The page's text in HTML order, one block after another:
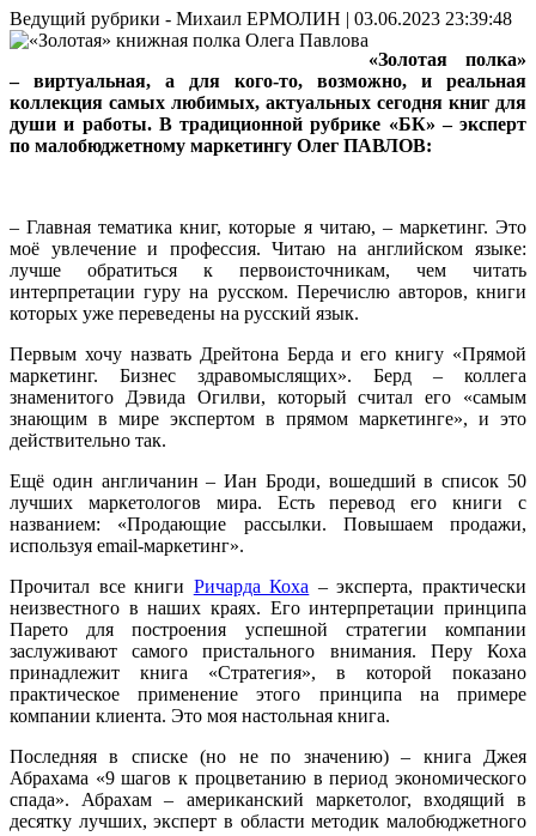
Ведущий рубрики - Михаил ЕРМОЛИН | 03.06.2023 23:39:48
«Золотая полка»
– виртуальная, а для кого‑то, возможно, и реальная
коллекция самых любимых, актуальных сегодня книг для
души и работы. В традиционной рубрике «БК» – эксперт
по малобюджетному маркетингу Олег ПАВЛОВ:
– Главная тематика книг, которые я читаю, – маркетинг. Это
моё увлечение и профессия. Читаю на английском языке:
лучше обратиться к первоисточникам, чем читать
интерпретации гуру на русском. Перечислю авторов, книги
которых уже переведены на русский язык.
Первым хочу назвать Дрейтона Берда и его книгу «Прямой
маркетинг. Бизнес здравомыслящих». Берд – коллега
знаменитого Дэвида Огилви, который считал его «самым
знающим в мире экспертом в прямом маркетинге», и это
действительно так.
Ещё один англичанин – Иан Броди, вошедший в список 50
лучших маркетологов мира. Есть перевод его книги с
названием: «Продающие рассылки. Повышаем продажи,
используя email-маркетинг».
Прочитал все книги Ричарда Коха – эксперта, практически
неизвестного в наших краях. Его интерпретации принципа
Парето для построения успешной стратегии компании
заслуживают самого пристального внимания. Перу Коха
принадлежит книга «Стратегия», в которой показано
практическое применение этого принципа на примере
компании клиента. Это моя настольная книга.
Последняя в списке (но не по значению) – книга Джея
Абрахама «9 шагов к процветанию в период экономического
спада». Абрахам – американский маркетолог, входящий в
десятку лучших, эксперт в области методик малобюджетного